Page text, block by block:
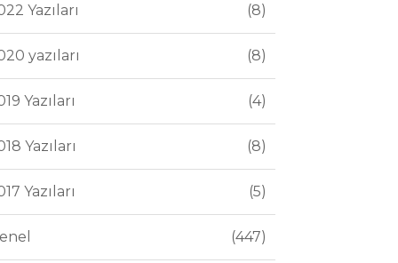
Yazıları 8
yazıları 8
Yazıları 4
Yazıları 8
Yazıları 5
447